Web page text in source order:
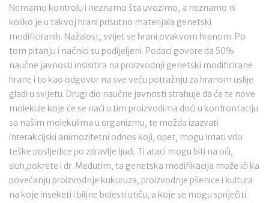
Nemamo kontrolu i neznamo šta uvozimo, a neznamo ni
koliko je u takvoj hrani prisutno materijala genetski
modificiranih. Nažalost, svijet se hrani ovakvom hranom. Po
tom pitanju i načnici su podijeljeni. Podaci govore da 50%
naučne javnosti insisitira na proizvodnji genetski modificirane
hrane i to kao odgovor na sve veću potražnju za hranom uslije
gladi u svijetu. Drugi dio naučne javnosti strahuje da će te nove
molekule koje će se naći u tim proizvodima doći u konfrontaciju
sa našim molekulima u organizmu, te možda izazvati
interakcijski animozitetni odnos koji, opet, mogu imati vrlo
teške posljedice po zdravlje ljudi. Ti ataci mogu biti na oči,
sluh,pokrete i dr. Međutim, ta genetska modifikacija može ići ka
povećanju proizvodnje kukuruza, proizvodnje pšenice i kultura
na koje inseketi i biljne bolesti utiču, a koje se mogu spriječiti